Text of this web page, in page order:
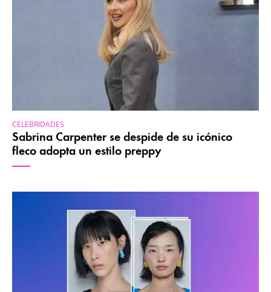
CELEBRIDADES
Sabrina Carpenter se despide de su icónico
fleco adopta un estilo preppy